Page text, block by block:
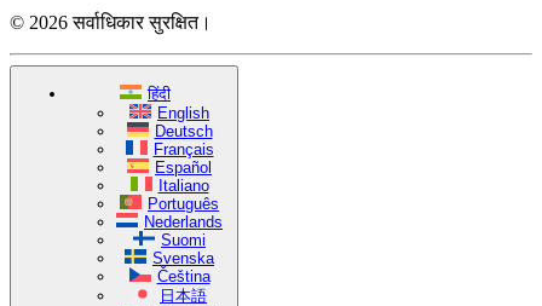
© 2026 सर्वाधिकार सुरक्षित।
हिंदी
English
Deutsch
Français
Español
Italiano
Português
Nederlands
Suomi
Svenska
Čeština
日本語